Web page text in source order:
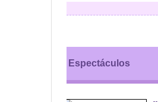
Espectáculos